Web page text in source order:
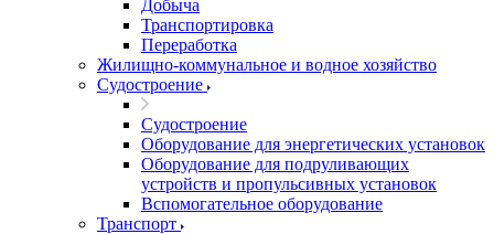
Добыча
Транспортировка
Переработка
Жилищно-коммунальное и водное хозяйство
Судостроение
Судостроение
Оборудование для энергетических установок
Оборудование для подруливающих
устройств и пропульсивных установок
Вспомогательное оборудование
Транспорт